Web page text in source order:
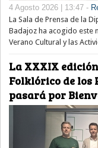
4 Agosto 2026 | 13:47 -
La Sala de Prensa de la
Badajoz ha acogido este
Verano Cultural y las
La XXXIX
Folklórico de los
pasará por